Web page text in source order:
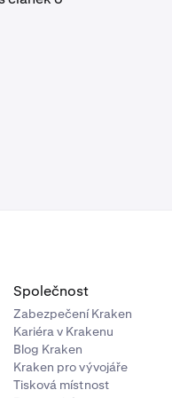
s
pozic
= 22
Společnost
Zabezpečení Kraken
Kariéra v Krakenu
Blog Kraken
Kraken pro vývojáře
Tisková místnost